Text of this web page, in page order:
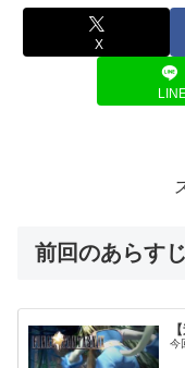
X
前回のあらすじ
今